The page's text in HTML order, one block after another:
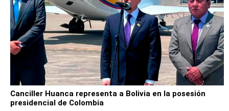
Canciller Huanca representa a Bolivia en la posesión
presidencial de Colombia